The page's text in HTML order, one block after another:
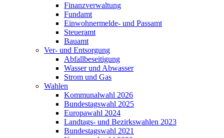
Finanzverwaltung
Fundamt
Einwohnermelde- und Passamt
Steueramt
Bauamt
Ver- und Entsorgung
Abfallbeseitigung
Wasser und Abwasser
Strom und Gas
Wahlen
Kommunalwahl 2026
Bundestagswahl 2025
Europawahl 2024
Landtags- und Bezirkswahlen 2023
Bundestagswahl 2021